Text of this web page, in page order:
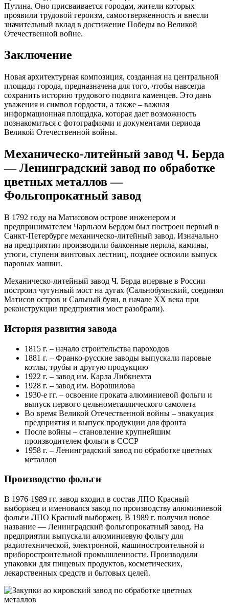
Путина. Оно присваивается городам, жители которых
проявили трудовой героизм, самоотверженность и внесли
значительный вклад в достижение Победы во Великой
Отечественной войне.
Заключение
Новая архитектурная композиция, созданная на центральной
площади города, предназначена для того, чтобы навсегда
сохранить историю трудового подвига каменцев. Это дань
уважения и символ гордости, а также – важная
информационная площадка, которая дает возможность
познакомиться с фотографиями и документами периода
Великой Отечественной войны.
Механическо-литейный завод Ч. Берда
— Ленинградский завод по обработке
цветных металлов —
Фольгопрокатный завод
В 1792 году на Матисовом острове инженером и
предпринимателем Чарльзом Бердом был построен первый в
Санкт-Петербурге механическо-литейный завод. Изначально
на предприятии производили балконные перила, камины,
утюги, ступени винтовых лестниц, позднее освоили выпуск
паровых машин.
Механическо-литейный завод Ч. Берда впервые в России
построил чугунный мост на дугах (Сальнобуянский, соединял
Матисов остров и Сальный буян, в начале XX века при
реконструкции предприятия мост разобрали).
История развития завода
1815 г. – начало строительства пароходов
1881 г. – Франко-русские заводы выпускали паровые
котлы, трубы и другую продукцию
1922 г. – завод им. Карла Либкнехта
1928 г. – завод им. Ворошилова
1930-е гг. – освоение проката алюминиевой фольги и
выпуск первого цельнометаллического самолета
Во время Великой Отечественной войны – эвакуация
предприятия и выпуск продукции для фронта
После войны – становление крупнейшим
производителем фольги в СССР
1958 г. – Ленинградский завод по обработке цветных
металлов
Производство фольги
В 1976-1989 гг. завод входил в состав ЛПО Красный
выборжец и именовался завод по производству алюминиевой
фольги ЛПО Красный выборжец. В 1989 г. получил новое
название — Ленинградский фольгопрокатный завод. На
предприятии выпускали алюминиевую фольгу для
радиотехнической, электронной, машиностроительной и
приборостроительной промышленности. Производили
упаковки для пищевых продуктов, косметических,
лекарственных средств и бытовых целей.